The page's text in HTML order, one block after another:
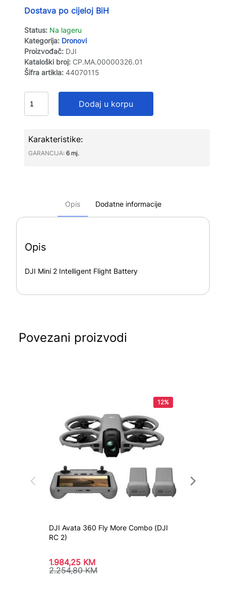
Dostava po cijeloj BiH
Status: Na lageru
Kategorija: Dronovi
Proizvođač: DJI
Kataloški broj: CP.MA.00000326.01
Šifra artikla: 44070115
Dodaj u korpu
Karakteristike:
GARANCIJA∶ 6 mj.
Opis Dodatne informacije
Opis
DJI Mini 2 Intelligent Flight Battery
Povezani proizvodi
12%
DJI Avata 360 Fly More Combo (DJI
RC 2)
1.984,25 KM
2.254,80KM